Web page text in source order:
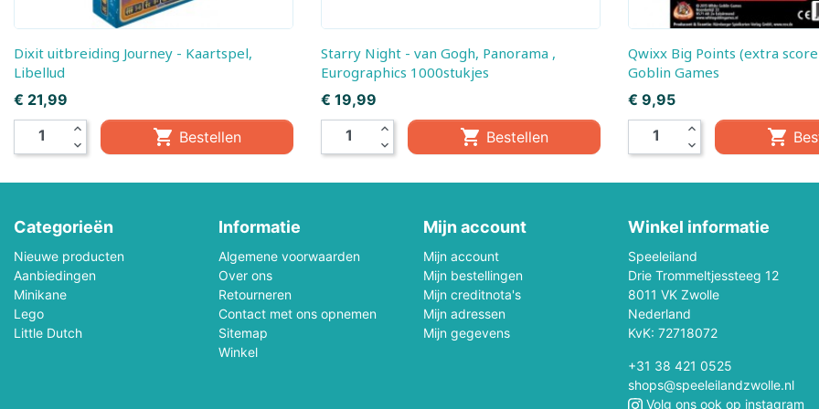
Playforever Professor Puzzle
Puzzelman Queen Games Quercetti Rainbow High
Racer RC Ravensburger
Rolife Rocksaws Jigsaw Rubens Barn
Schleich Schmidt Scratch Schuco
SES Creative Sluban Constructie Sigikid Siku
Skrallan Smartgames Smartmax Solido
Souza! Speedzone
Steiff
Teifoc
Dixit uitbreiding Journey - Kaartspel,
Libellud
Prijs
€ 21,99
expand_less
expand_more
 Bestellen
Starry Night - van Gogh, Panorama ,
Eurographics 1000stukjes
Prijs
€ 19,99
expand_less
expand_more
 Bestellen
Qwixx Big Points (extra scoreblok), White
Goblin Games
Prijs
€ 9,95
expand_less
expand_more

Categorieën
Nieuwe producten
Aanbiedingen
Minikane
Lego
Little Dutch
Informatie
Algemene voorwaarden
Over ons
Retourneren
Contact met ons opnemen
Sitemap
Winkel
Mijn account
Mijn account
Mijn bestellingen
Mijn creditnota's
Mijn adressen
Mijn gegevens
Winkel informatie
Speeleiland
Drie Trommeltjessteeg 12
8011 VK Zwolle
Nederland
KvK: 72718072
+31 38 421 0525
shops@speeleilandzwolle.nl
Volg ons ook op instagram